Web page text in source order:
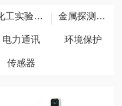
化工实验设备 金属探测仪器
电力通讯 环境保护
传感器